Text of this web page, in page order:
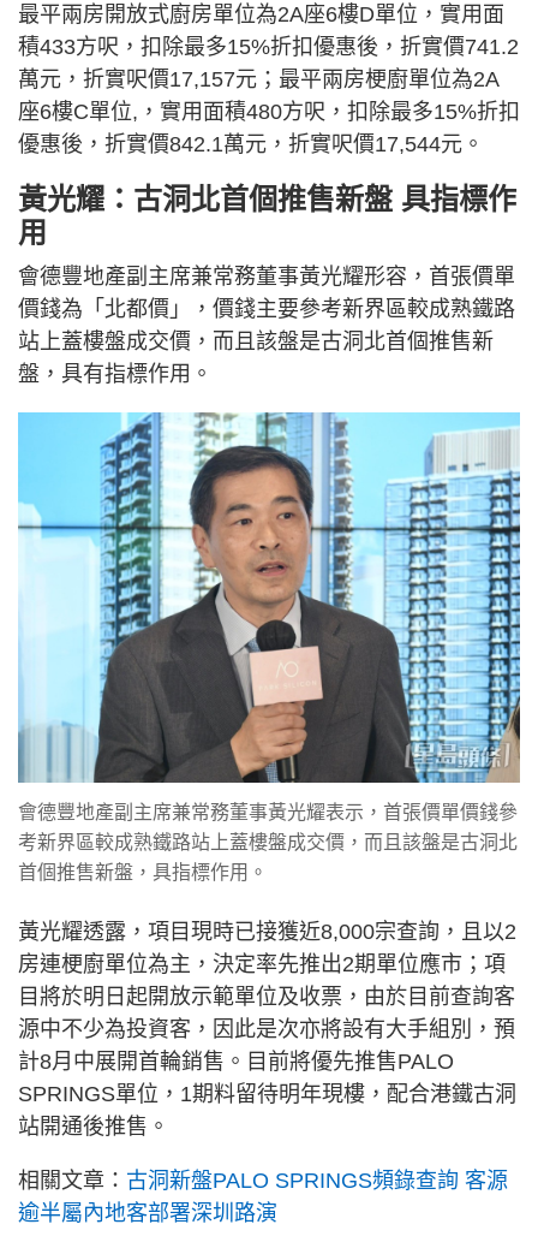
最平兩房開放式廚房單位為2A座6樓D單位，實用面
積433方呎，扣除最多15%折扣優惠後，折實價741.2
萬元，折實呎價17,157元；最平兩房梗廚單位為2A
座6樓C單位,，實用面積480方呎，扣除最多15%折扣
優惠後，折實價842.1萬元，折實呎價17,544元。
黃光耀：古洞北首個推售新盤 具指標作
用
會德豐地產副主席兼常務董事黃光耀形容，首張價單
價錢為「北都價」，價錢主要參考新界區較成熟鐵路
站上蓋樓盤成交價，而且該盤是古洞北首個推售新
盤，具有指標作用。
會德豐地產副主席兼常務董事黃光耀表示，首張價單價錢參
考新界區較成熟鐵路站上蓋樓盤成交價，而且該盤是古洞北
首個推售新盤，具指標作用。
黃光耀透露，項目現時已接獲近8,000宗查詢，且以2
房連梗廚單位為主，決定率先推出2期單位應市；項
目將於明日起開放示範單位及收票，由於目前查詢客
源中不少為投資客，因此是次亦將設有大手組別，預
計8月中展開首輪銷售。目前將優先推售PALO
SPRINGS單位，1期料留待明年現樓，配合港鐵古洞
站開通後推售。
相關文章： 古洞新盤PALO SPRINGS頻錄查詢 客源
逾半屬內地客部署深圳路演